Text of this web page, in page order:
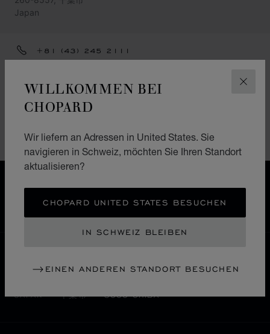
WILLKOMMEN BEI
CHOPARD
Wir liefern an Adressen in United States. Sie
navigieren in Schweiz, möchten Sie Ihren Standort
aktualisieren?
CHOPARD UNITED STATES BESUCHEN
IN SCHWEIZ BLEIBEN
EINEN ANDEREN STANDORT BESUCHEN
Japan
+81 (43) 245 2111
KATEGORIEN
Schmuck
WIDERRUFS­BELEHRUNG, RÜCKSENDUNG &
ALLE GESCHÄFTE ASIEN UND OZEANIEN
JAPAN 千葉市 SOGO CHIBA